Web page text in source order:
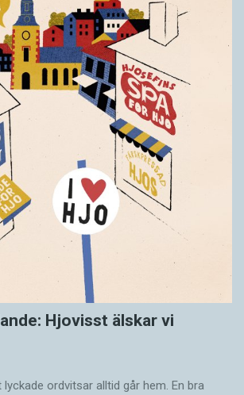
Hjovisst älskar vi
ordvitsar alltid går hem. En bra